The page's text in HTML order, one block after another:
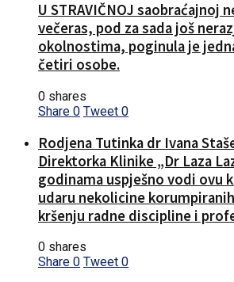
U STRAVIČNOJ saobraćajnoj
večeras, pod za sada još
okolnostima, poginula je
četiri osobe.
0 shares
Share 0 Tweet 0
Rodjena Tutinka dr Ivana
Direktorka Klinike „Dr Laza
godinama uspješno vodi ovu
udaru nekolicine
kršenju radne discipline i
0 shares
Share 0 Tweet 0